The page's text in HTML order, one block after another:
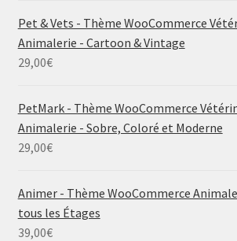
Pet & Vets - Thème WooCommerce
Animalerie - Cartoon & Vintage
29,00€
PetMark - Thème WooCommerce
Animalerie - Sobre, Coloré et Moderne
29,00€
Animer - Thème WooCommerce
tous les Étages
39,00€